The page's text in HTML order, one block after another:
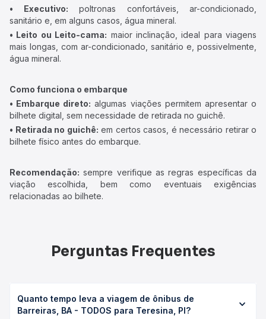
• Executivo: poltronas confortáveis, ar-condicionado,
sanitário e, em alguns casos, água mineral.
• Leito ou Leito-cama: maior inclinação, ideal para viagens
mais longas, com ar-condicionado, sanitário e, possivelmente,
água mineral.
Como funciona o embarque
• Embarque direto: algumas viações permitem apresentar o
bilhete digital, sem necessidade de retirada no guichê.
• Retirada no guichê: em certos casos, é necessário retirar o
bilhete físico antes do embarque.
Recomendação: sempre verifique as regras específicas da
viação escolhida, bem como eventuais exigências
relacionadas ao bilhete.
Perguntas Frequentes
Quanto tempo leva a viagem de ônibus de
Barreiras, BA - TODOS para Teresina, PI?